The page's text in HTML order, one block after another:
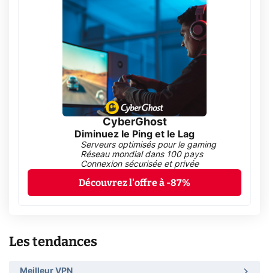
CyberGhost
Diminuez le Ping et le Lag
Serveurs optimisés pour le gaming
Réseau mondial dans 100 pays
Connexion sécurisée et privée
Découvrez l'offre à -87%
Les tendances
Meilleur VPN